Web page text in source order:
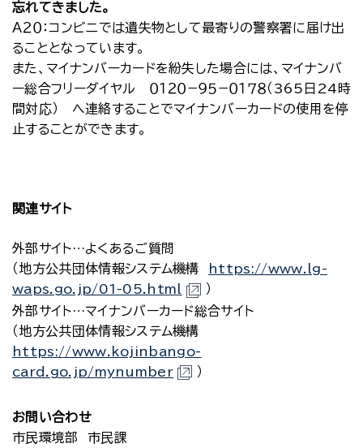
忘れてきました。
Ａ２０：コンビニでは遺失物として最寄りの警察署に届け出
ることとなっています。
また、マイナンバーカードを紛失した場合には、マイナンバ
ー総合フリーダイヤル ０１２０−９５−０１７８（365日24時
間対応） へ連絡することでマイナンバーカードの使用を停
止することができます。
関連サイト
外部サイト…よくあるご質問
（地方公共団体情報システム機構
https://www.lg-
waps.go.jp/01-05.html
）
外部サイト…マイナンバーカード総合サイト
（地方公共団体情報システム機構
https://www.kojinbango-
card.go.jp/mynumber
）
お問い合わせ
市民環境部 市民課